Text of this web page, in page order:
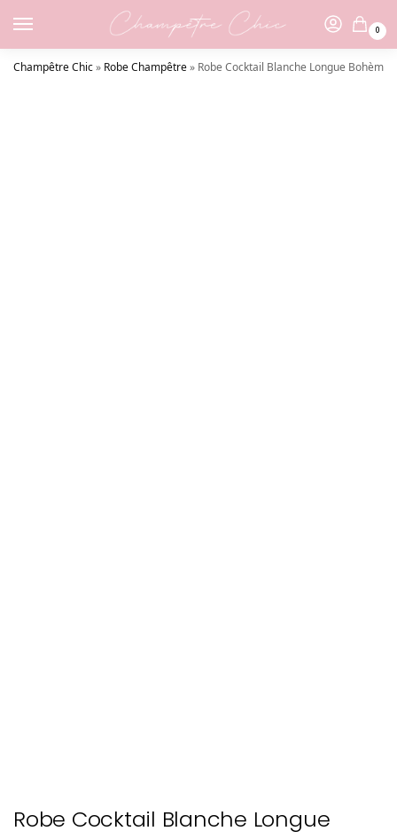
0
Champêtre Chic» Robe Champêtre» Robe Cocktail Blanche Longue Bohème
Robe Cocktail Blanche Longue